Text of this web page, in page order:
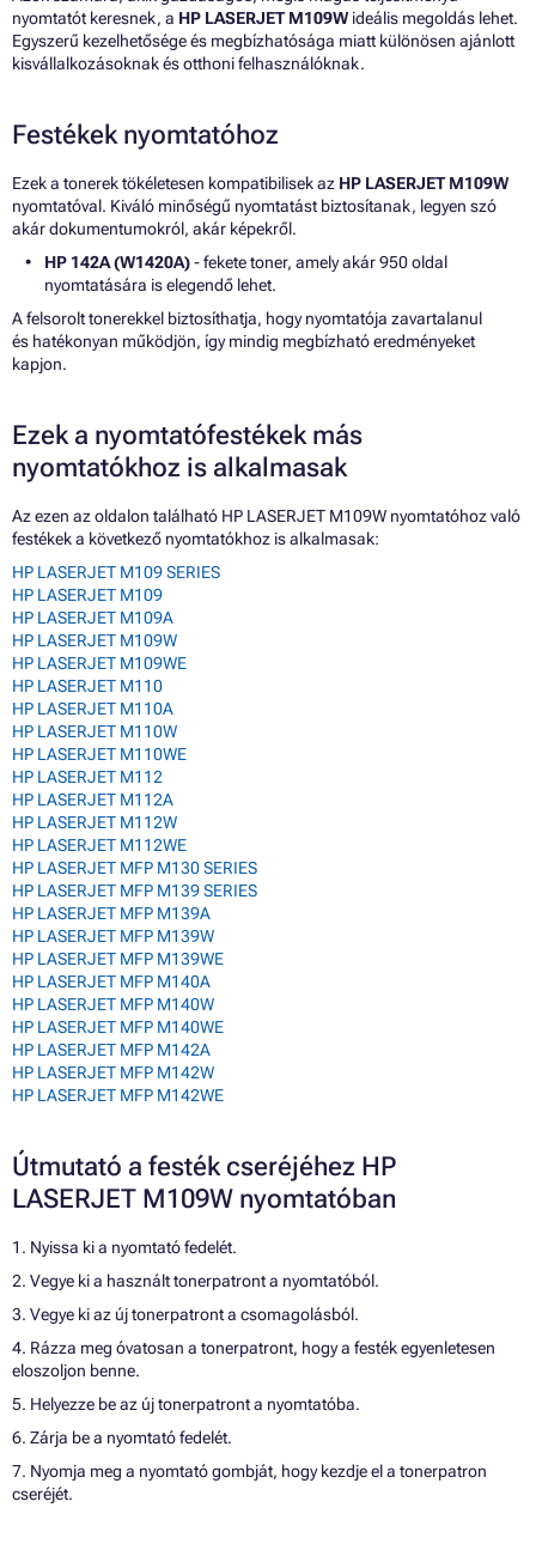
nyomtatót keresnek, a HP LASERJET M109W ideális megoldás lehet.
Egyszerű kezelhetősége és megbízhatósága miatt különösen ajánlott
kisvállalkozásoknak és otthoni felhasználóknak.
Festékek nyomtatóhoz
Ezek a tonerek tökéletesen kompatibilisek az HP LASERJET M109W
nyomtatóval. Kiváló minőségű nyomtatást biztosítanak, legyen szó
akár dokumentumokról, akár képekről.
HP 142A (W1420A)- fekete toner, amely akár 950 oldal
nyomtatására is elegendő lehet.
A felsorolt tonerekkel biztosíthatja, hogy nyomtatója zavartalanul
és hatékonyan működjön, így mindig megbízható eredményeket
kapjon.
Ezek a nyomtatófestékek más
nyomtatókhoz is alkalmasak
Az ezen az oldalon található HP LASERJET M109W nyomtatóhoz való
festékek a következő nyomtatókhoz is alkalmasak:
HP LASERJET M109 SERIES
HP LASERJET M109
HP LASERJET M109A
HP LASERJET M109W
HP LASERJET M109WE
HP LASERJET M110
HP LASERJET M110A
HP LASERJET M110W
HP LASERJET M110WE
HP LASERJET M112
HP LASERJET M112A
HP LASERJET M112W
HP LASERJET M112WE
HP LASERJET MFP M130 SERIES
HP LASERJET MFP M139 SERIES
HP LASERJET MFP M139A
HP LASERJET MFP M139W
HP LASERJET MFP M139WE
HP LASERJET MFP M140A
HP LASERJET MFP M140W
HP LASERJET MFP M140WE
HP LASERJET MFP M142A
HP LASERJET MFP M142W
HP LASERJET MFP M142WE
Útmutató a festék cseréjéhez HP
LASERJET M109W nyomtatóban
1. Nyissa ki a nyomtató fedelét.
2. Vegye ki a használt tonerpatront a nyomtatóból.
3. Vegye ki az új tonerpatront a csomagolásból.
4. Rázza meg óvatosan a tonerpatront, hogy a festék egyenletesen
eloszoljon benne.
5. Helyezze be az új tonerpatront a nyomtatóba.
6. Zárja be a nyomtató fedelét.
7. Nyomja meg a nyomtató gombját, hogy kezdje el a tonerpatron
cseréjét.